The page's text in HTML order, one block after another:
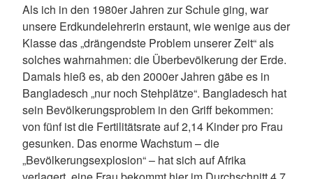
Als ich in den 1980er Jahren zur Schule ging, war
unsere Erdkundelehrerin erstaunt, wie wenige aus der
Klasse das „drängendste Problem unserer Zeit“ als
solches wahrnahmen: die Überbevölkerung der Erde.
Damals hieß es, ab den 2000er Jahren gäbe es in
Bangladesch „nur noch Stehplätze“. Bangladesch hat
sein Bevölkerungsproblem in den Griff bekommen:
von fünf ist die Fertilitätsrate auf 2,14 Kinder pro Frau
gesunken. Das enorme Wachstum – die
„Bevölkerungsexplosion“ – hat sich auf Afrika